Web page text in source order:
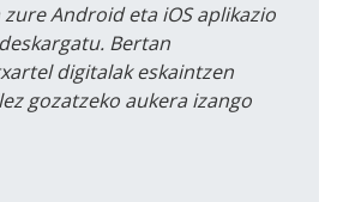
zure Android eta iOS aplikazio
Bertan
digitalak eskaintzen
gozatzeko aukera izango